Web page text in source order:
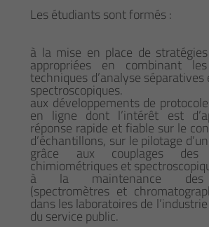
Les étudiants sont formés :
à la mise en place de
appropriées en combinant
techniques d’analyse
spectroscopiques.
aux développements de
en ligne dont l’intérêt est
réponse rapide et fiable sur le
d’échantillons, sur le pilotage
grâce aux couplages des
chimiométriques et
à la maintenance des
(spectromètres et
dans les laboratoires de
du service public.